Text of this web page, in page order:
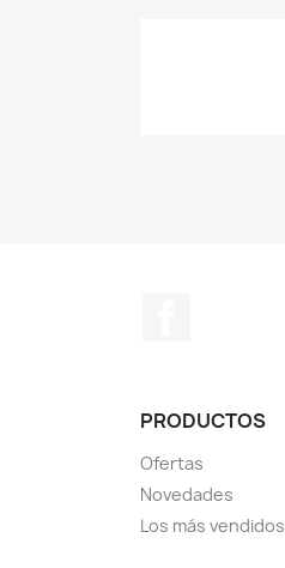
PRODUCTOS
Ofertas
Novedades
Los más vendidos